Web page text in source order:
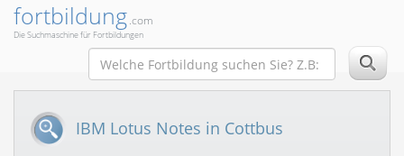
fortbildung.com
Die Suchmaschine für Fortbildungen
IBM Lotus Notes in Cottbus